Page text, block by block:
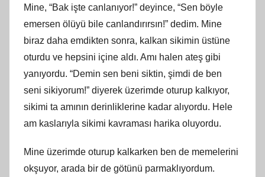
Mine, “Bak işte canlanıyor!” deyince, “Sen böyle
emersen ölüyü bile canlandırırsın!” dedim. Mine
biraz daha emdikten sonra, kalkan sikimin üstüne
oturdu ve hepsini içine aldı. Amı halen ateş gibi
yanıyordu. “Demin sen beni siktin, şimdi de ben
seni sikiyorum!” diyerek üzerimde oturup kalkıyor,
sikimi ta amının derinliklerine kadar alıyordu. Hele
am kaslarıyla sikimi kavraması harika oluyordu.
Mine üzerimde oturup kalkarken ben de memelerini
okşuyor, arada bir de götünü parmaklıyordum.